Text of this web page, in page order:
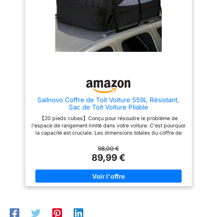
coffre WABB M réduit les
sifflements lors des trajets,
pour un voyage plus paisible
carbone, poids d'environ 11,5
kg, dimensions extérieures 132
x 77 x 34,5 cm et dimensions
intérieures 123 x 67 x 33 cm,
avec ouverture à droite. Profil
maximal des barres de toit : 80
mm.
Sailnovo Coffre de Toit Voiture 559L Résistant,
Sac de Toit Voiture Pliable
【20 pieds cubes】Conçu pour résoudre le problème de
l'espace de rangement limité dans votre voiture. C'est pourquoi
la capacité est cruciale. Les dimensions totales du coffre de
cubes. Plus grande capacité que la plupart des marques. Vous
pouvez facilement transporter les bagages de 6 personnes.
【Compatibilité universelle】Équipé de 6 crochets de porte et
de 2 sangles réglables supplémentaires, le coffre de toit
Sailnovo peut être utilisé sur la plupart des voitures ou SUV,
avec ou sans barres de toit. Facile à utiliser et à installer en un
ou d'un toit en verre avant l'installation. 【Matériau
98,00 €
89,99 €